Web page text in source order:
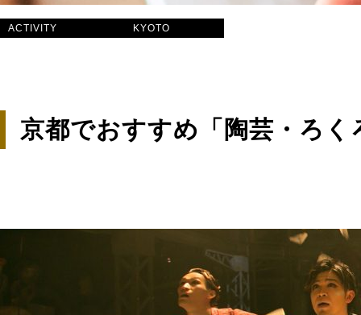
ACTIVITY KYOTO
京都でおすすめ「陶芸・ろ